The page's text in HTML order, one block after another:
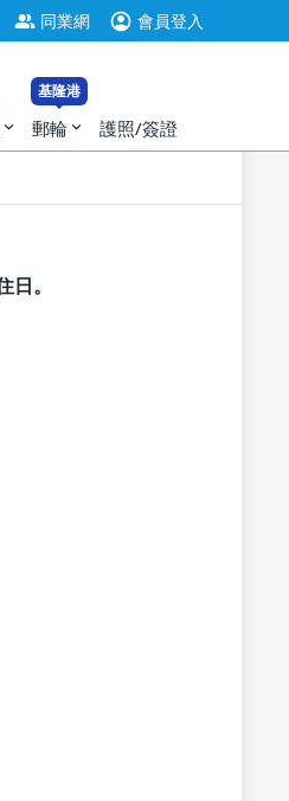
group 同業網 account_circle 會員登入
expand_more
基隆港
郵輪 expand_more 護照/簽證
退房
。